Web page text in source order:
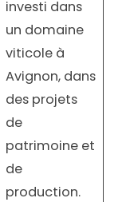
investi dans
un domaine
viticole à
Avignon, dans
des projets
de
patrimoine et
de
production.